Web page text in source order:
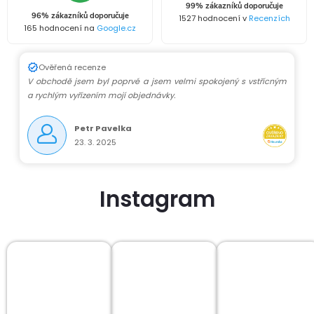
p
96% zákazníků doporučuje
165 hodnocení na Google.cz
99% zákazníků doporučuje
1527 hodnocení vRecenzích
Ověřená recenze
V obchodě jsem byl poprvé a jsem velmi spokojený s vstřícným
a rychlým vyřízením mojí objednávky.
Petr Pavelka
23. 3. 2025
Instagram